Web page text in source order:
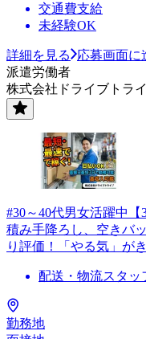
交通費支給
未経験OK
詳細を見る
応募画面に
派遣労働者
株式会社ドライブトラ
#30～40代男女活躍中
積み手降ろし、空きバ
り評価！「やる気」が
配送・物流スタッ
勤務地